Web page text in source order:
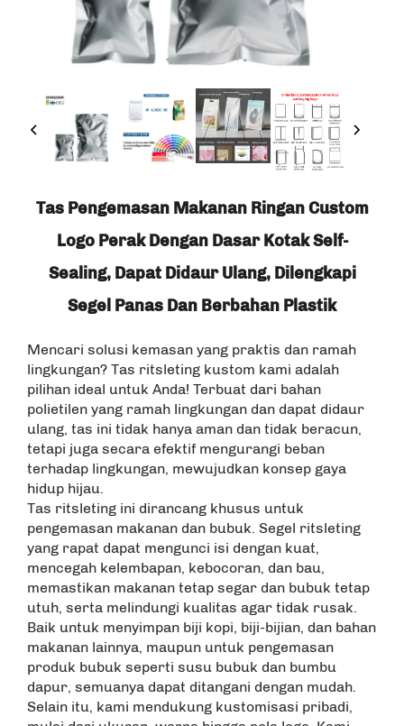
Tas Pengemasan Makanan Ringan Custom
Logo Perak Dengan Dasar Kotak Self-
Sealing, Dapat Didaur Ulang, Dilengkapi
Segel Panas Dan Berbahan Plastik
Mencari solusi kemasan yang praktis dan ramah
lingkungan? Tas ritsleting kustom kami adalah
pilihan ideal untuk Anda! Terbuat dari bahan
polietilen yang ramah lingkungan dan dapat didaur
ulang, tas ini tidak hanya aman dan tidak beracun,
tetapi juga secara efektif mengurangi beban
terhadap lingkungan, mewujudkan konsep gaya
hidup hijau.
Tas ritsleting ini dirancang khusus untuk
pengemasan makanan dan bubuk. Segel ritsleting
yang rapat dapat mengunci isi dengan kuat,
mencegah kelembapan, kebocoran, dan bau,
memastikan makanan tetap segar dan bubuk tetap
utuh, serta melindungi kualitas agar tidak rusak.
Baik untuk menyimpan biji kopi, biji-bijian, dan bahan
makanan lainnya, maupun untuk pengemasan
produk bubuk seperti susu bubuk dan bumbu
dapur, semuanya dapat ditangani dengan mudah.
Selain itu, kami mendukung kustomisasi pribadi,